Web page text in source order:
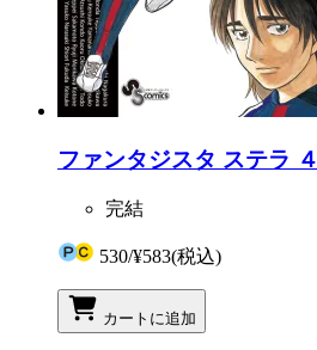
ファンタジスタ ステラ ４
完結
530/¥583(税込)
カートに追加